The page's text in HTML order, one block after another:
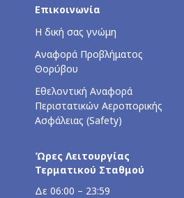
Επικοινωνία
Η δική σας γνώμη
Αναφορά Προβλήματος
Θορύβου
Εθελοντική Αναφορά
Περιστατικών Αεροπορικής
Ασφάλειας (Safety)
Ώρες Λειτουργίας
Τερματικού Σταθμού
Δε 06:00 – 23:59